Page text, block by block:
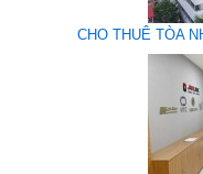
CHO THUÊ TÒA